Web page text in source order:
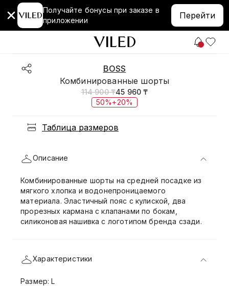
Получайте бонусы при заказе в
приложении
Перейти
BOSS
Комбинированные шорты
114 900 ₸45 960 ₸
50%+20%
Таблица размеров
Описание
Комбинированные шорты на средней посадке из
мягкого хлопка и водонепроницаемого
материала. Эластичный пояс с кулиской, два
прорезных кармана с клапанами по бокам,
силиконовая нашивка с логотипом бренда сзади.
Характеристики
Размер: L